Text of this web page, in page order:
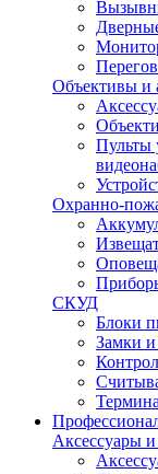
Объективы и
Пульты
Охранно-
СКУД
Блоки
Замки и
Аксессуары